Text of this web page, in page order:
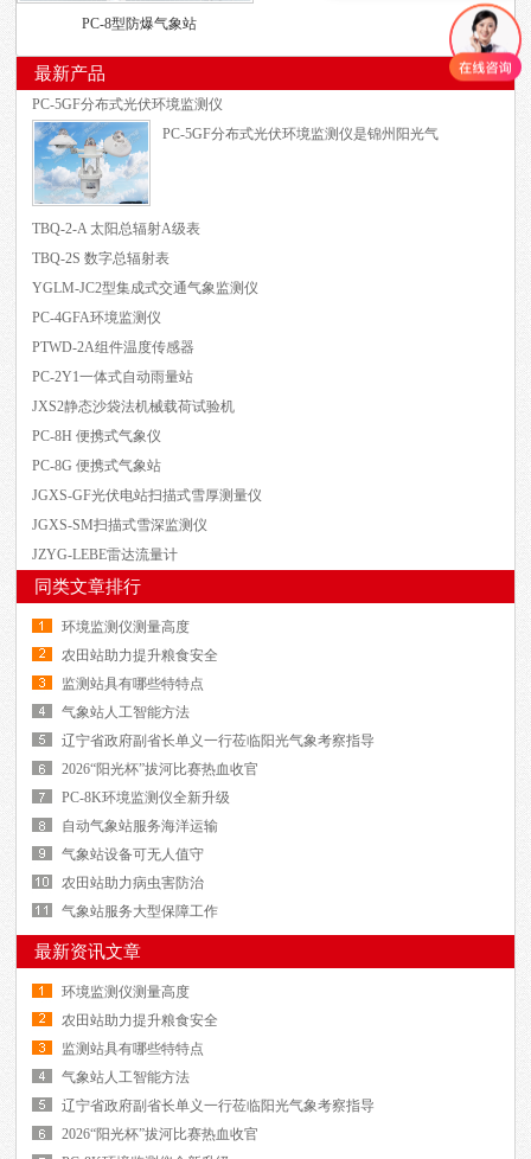
PC-8型防爆气象站
最新产品
PC-5GF分布式光伏环境监测仪
PC-5GF分布式光伏环境监测仪是锦州阳光气
TBQ-2-A 太阳总辐射A级表
TBQ-2S 数字总辐射表
YGLM-JC2型集成式交通气象监测仪
PC-4GFA环境监测仪
PTWD-2A组件温度传感器
PC-2Y1一体式自动雨量站
JXS2静态沙袋法机械载荷试验机
PC-8H 便携式气象仪
PC-8G 便携式气象站
JGXS-GF光伏电站扫描式雪厚测量仪
JGXS-SM扫描式雪深监测仪
JZYG-LEBE雷达流量计
同类文章排行
环境监测仪测量高度
农田站助力提升粮食安全
监测站具有哪些特特点
气象站人工智能方法
辽宁省政府副省长单义一行莅临阳光气象考察指导
2026“阳光杯”拔河比赛热血收官
PC-8K环境监测仪全新升级
自动气象站服务海洋运输
气象站设备可无人值守
农田站助力病虫害防治
气象站服务大型保障工作
最新资讯文章
环境监测仪测量高度
农田站助力提升粮食安全
监测站具有哪些特特点
气象站人工智能方法
辽宁省政府副省长单义一行莅临阳光气象考察指导
2026“阳光杯”拔河比赛热血收官